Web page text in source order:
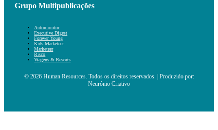
Grupo Multipublicações
Automonitor
Executive Digest
Forever Young
Kids Marketeer
Marketeer
Risco
Viagens & Resorts
© 2026 Human Resources. Todos os direitos reservados. | Produzido por:
Neurónio Criativo